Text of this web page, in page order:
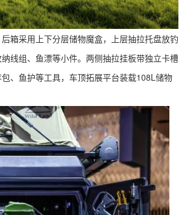
箱采用上下分层储物魔盒，上层抽拉托盘放钓
线组、鱼漂等小件。两侧抽拉挂板带独立卡槽
、鱼护等工具，车顶拓展平台装载108L储物